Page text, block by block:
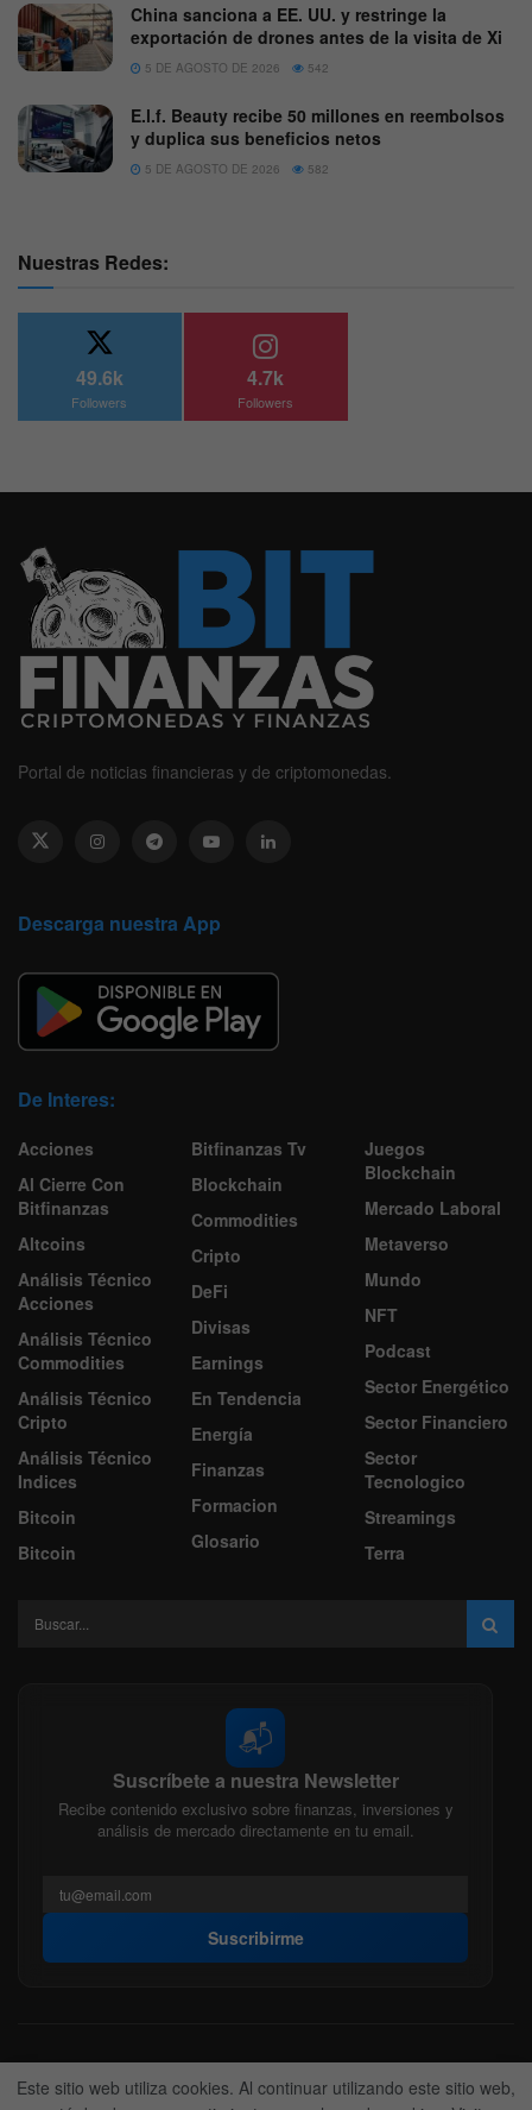
China sanciona a EE. UU. y restringe la
exportación de drones antes de la visita de Xi
5 DE AGOSTO DE 2026 542
E.l.f. Beauty recibe 50 millones en reembolsos
y duplica sus beneficios netos
5 DE AGOSTO DE 2026 582
Nuestras Redes:
49.6k
Followers
4.7k
Followers
Portal de noticias financieras y de criptomonedas.
Descarga nuestra App
De Interes:
Acciones
Al Cierre Con
Bitfinanzas
Altcoins
Análisis Técnico
Acciones
Análisis Técnico
Commodities
Análisis Técnico
Cripto
Análisis Técnico
Indices
Bitcoin
Bitcoin
Bitfinanzas Tv
Blockchain
Commodities
Cripto
DeFi
Divisas
Earnings
En Tendencia
Energía
Finanzas
Formacion
Glosario
Juegos
Blockchain
Mercado Laboral
Metaverso
Mundo
NFT
Podcast
Sector Energético
Sector Financiero
Sector
Tecnologico
Streamings
Terra
📬
Suscríbete a nuestra Newsletter
Recibe contenido exclusivo sobre finanzas, inversiones y
análisis de mercado directamente en tu email.
Suscribirme
Acerca de nosotros Politica Editorial
Nuestro Equipo
Contactanos
Anunciate
Este sitio web utiliza cookies. Al continuar utilizando este sitio web,